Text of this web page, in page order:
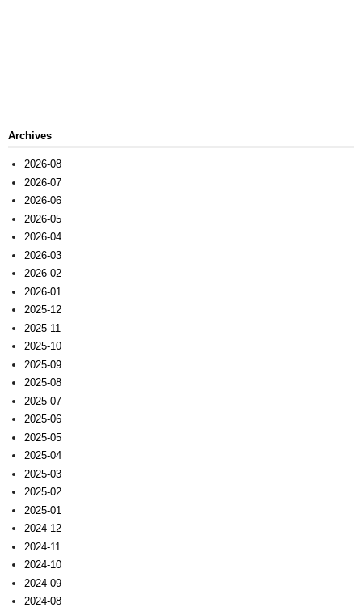
Archives
2026-08
2026-07
2026-06
2026-05
2026-04
2026-03
2026-02
2026-01
2025-12
2025-11
2025-10
2025-09
2025-08
2025-07
2025-06
2025-05
2025-04
2025-03
2025-02
2025-01
2024-12
2024-11
2024-10
2024-09
2024-08